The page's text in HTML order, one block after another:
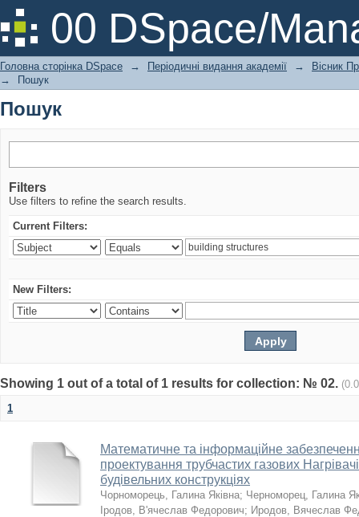
00 DSpace/
Пошук
Головна сторінка DSpace → Періодичні видання академії →
Вісник
→
Пошук
Пошук
Filters
Use filters to refine the search results.
Current Filters:
New Filters:
Showing 1 out of a total of 1 results for collection: № 02.
1
Математичне та інформаційне
проектування трубчастих газових
будівельних конструкціях
Чорноморець, Галина Яківна; Черноморец, Галина
Іродов, В'ячеслав Федорович; Иродов, Вячеслав